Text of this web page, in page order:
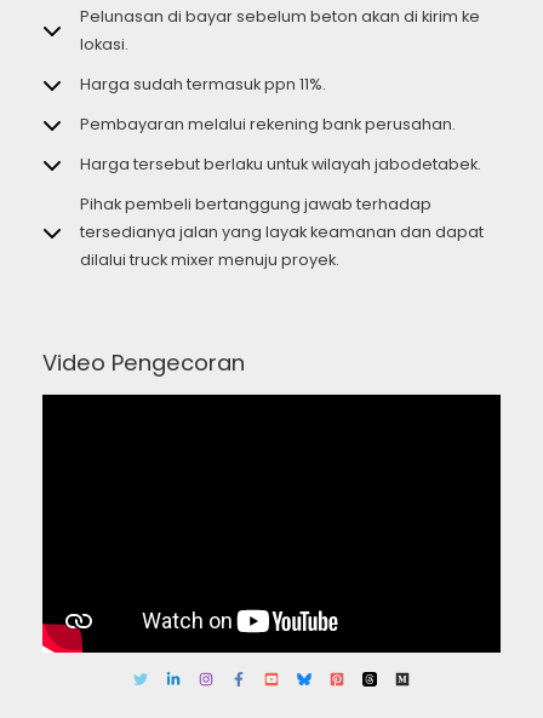
Pelunasan di bayar sebelum beton akan di kirim ke
lokasi.
Harga sudah termasuk ppn 11%.
Pembayaran melalui rekening bank perusahan.
Harga tersebut berlaku untuk wilayah jabodetabek.
Pihak pembeli bertanggung jawab terhadap
tersedianya jalan yang layak keamanan dan dapat
dilalui truck mixer menuju proyek.
Video Pengecoran